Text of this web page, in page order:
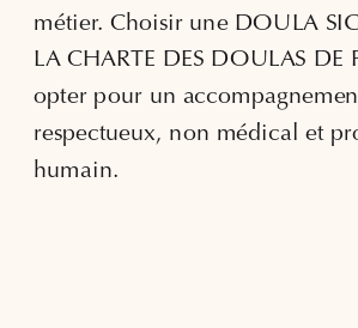
métier. Choisir une DOULA
LA CHARTE DES DOULAS DE
opter pour un
respectueux, non médical et
humain.